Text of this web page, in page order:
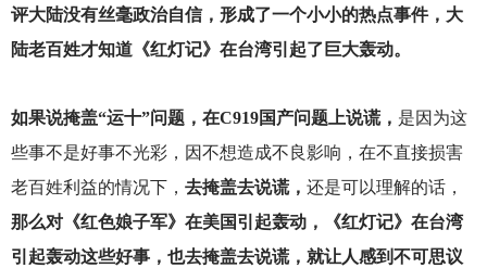
评大陆没有丝毫政治自信，形成了一个小小的热点事件，大
陆老百姓才知道《红灯记》在台湾引起了巨大轰动。
如果说掩盖“运十”问题，在C919国产问题上说谎， 是因为这
些事不是好事不光彩，因不想造成不良影响，在不直接损害
老百姓利益的情况下， 去掩盖去说谎， 还是可以理解的话，
那么对《红色娘子军》在美国引起轰动，《红灯记》在台湾
引起轰动这些好事，也去掩盖去说谎，就让人感到不可思议